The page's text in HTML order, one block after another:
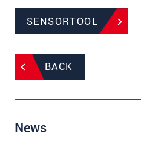
SENSORTOOL
BACK
News